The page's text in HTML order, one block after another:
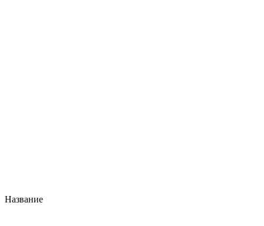
Название